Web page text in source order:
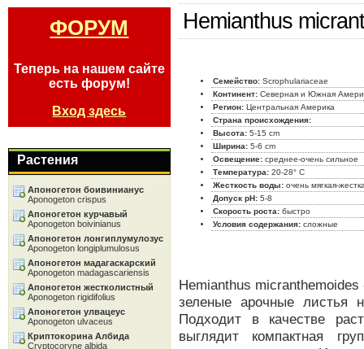
Hemianthus
Семейство: Scrophulariaceae
Континент: Северная и Южная
Регион: Центральная Америка
Страна происхождения:
Высота: 5-15 cm
Ширина: 5-6 cm
Освещение: среднее-очень сильное
Температура: 20-28° C
Жесткость воды: очень мягкая-
Допуск pH: 5-8
Скорость роста: быстро
Условия содержания: сложные
Hemianthus
зеленые арочные листья
Подходит в качестве
выглядит компактная
ФОРУМ
Теперь на нашем сайте
есть форум!
Вход здесь
Растения
Апоногетон боивинианус
Aponogeton crispus
Апоногетон курчавый
Aponogeton boivinianus
Апоногетон лонгиплумулозус
Aponogeton longiplumulosus
Апоногетон мадагаскарский
Aponogeton madagascariensis
Апоногетон жестколистный
Aponogeton rigidifolius
Апоногетон улвацеус
Aponogeton ulvaceus
Криптокорина Албида
Cryptocoryne albida